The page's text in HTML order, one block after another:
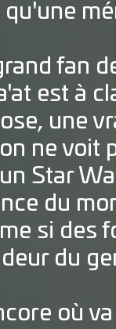
fan
est à
une
ne voit
Star
du
si des
du
où